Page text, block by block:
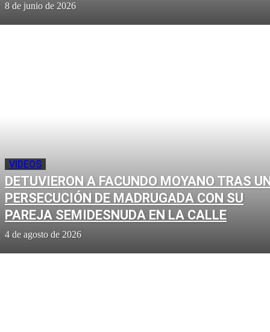
8 de junio de 2026
VIDEOS
DETUVIERON A FACUNDO MOYANO TRAS
PERSECUCIÓN DE MADRUGADA CON SU
PAREJA SEMIDESNUDA EN LA CALLE
4 de agosto de 2026